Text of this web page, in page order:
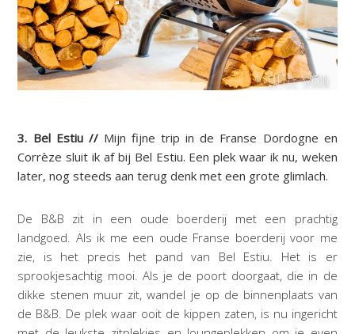
3. Bel Estiu // Mijn fijne trip in de Franse Dordogne en
Corrèze sluit ik af bij Bel Estiu. Een plek waar ik nu, weken
later, nog steeds aan terug denk met een grote glimlach.
De B&B zit in een oude boerderij met een prachtig
landgoed. Als ik me een oude Franse boerderij voor me
zie, is het precis het pand van Bel Estiu. Het is er
sprookjesachtig mooi. Als je de poort doorgaat, die in de
dikke stenen muur zit, wandel je op de binnenplaats van
de B&B. De plek waar ooit de kippen zaten, is nu ingericht